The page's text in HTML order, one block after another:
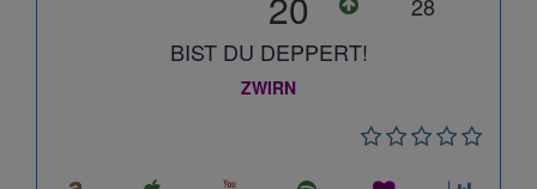
28
BIST DU DEPPERT!
ZWIRN